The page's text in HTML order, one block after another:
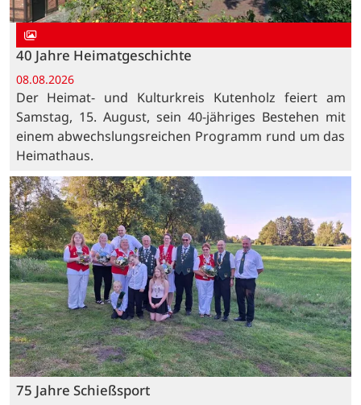
40 Jahre Heimatgeschichte
08.08.2026
Der Heimat- und Kulturkreis Kutenholz feiert am
Samstag, 15. August, sein 40-jähriges Bestehen mit
einem abwechslungsreichen Programm rund um das
Heimathaus.
75 Jahre Schießsport